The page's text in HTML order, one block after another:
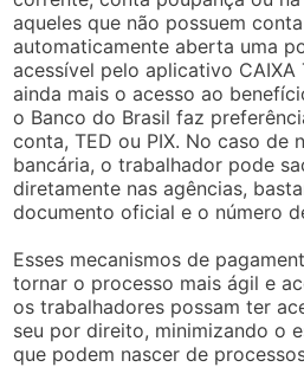
aqueles que não possuem
automaticamente aberta uma
acessível pelo aplicativo CAIXA
ainda mais o acesso ao
o Banco do Brasil faz
conta, TED ou PIX. No caso de
bancária, o trabalhador pode
diretamente nas agências,
documento oficial e o número
Esses mecanismos de
tornar o processo mais ágil e
os trabalhadores possam ter
seu por direito, minimizando o
que podem nascer de